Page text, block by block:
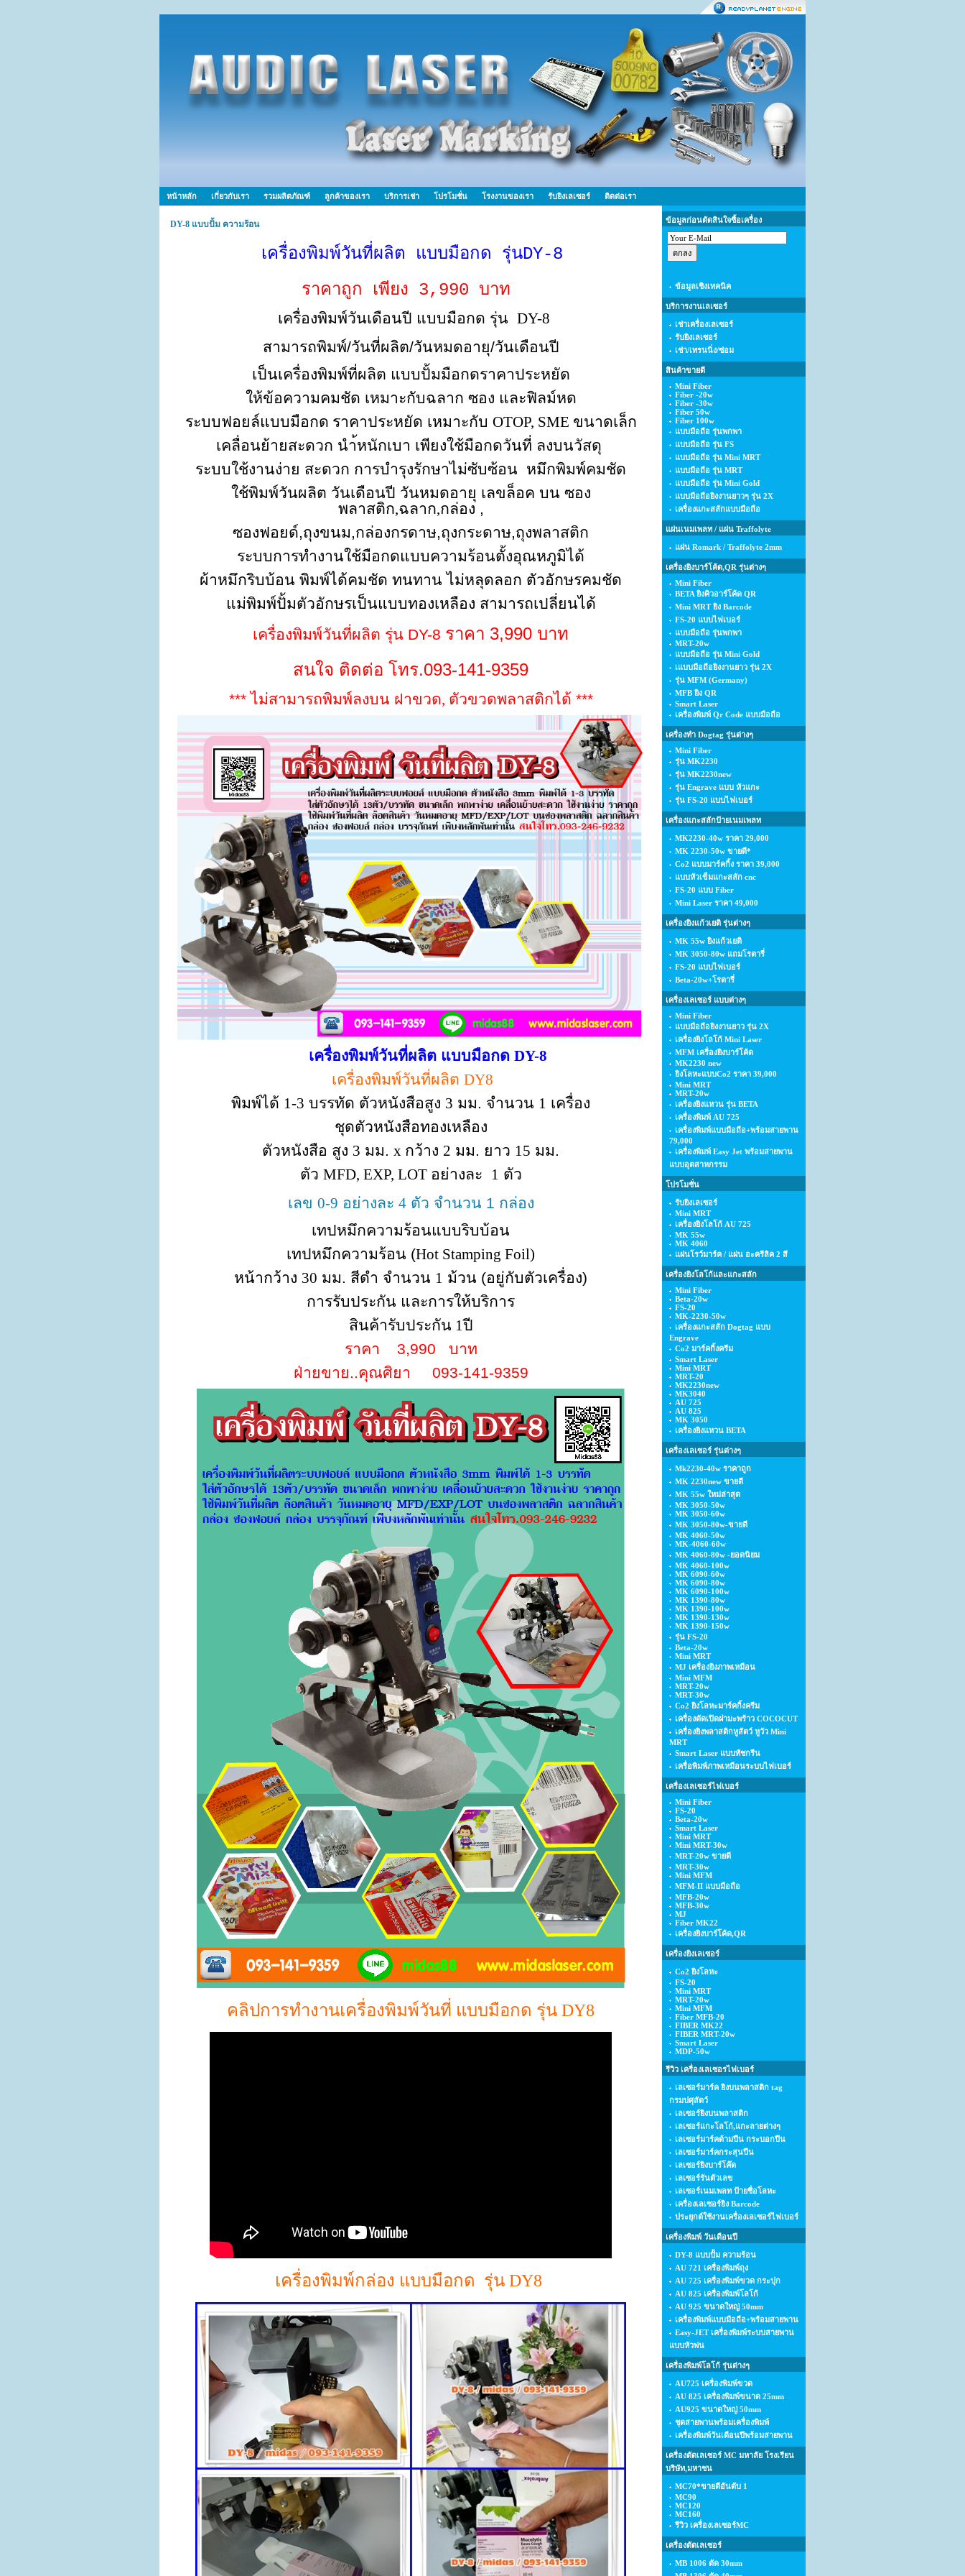
หน้าหลัก เกี่ยวกับเรา รวมผลิตภัณฑ์ ลูกค้าของเรา บริการเช่า โปรโมชั่น โรงงานของเรา รับยิงเลเซอร์ ติดต่อเรา
DY-8 แบบปั้ม ความร้อน
เครื่องพิมพ์วันที่ผลิต แบบมือกด รุ่นDY-8
ราคาถูก เพียง 3,990 บาท
เครื่องพิมพ์วันเดือนปี แบบมือกด รุ่น DY-8
สามารถพิมพ์/วันที่ผลิต/วันหมดอายุ/วันเดือนปี
เป็นเครื่องพิมพ์ที่ผลิต แบบปั้มมือกดราคาประหยัด
ให้ข้อความคมชัด เหมาะกับฉลาก ซอง และฟิลม์หด
ระบบฟอยล์แบบมือกด ราคาประหยัด เหมาะกับ OTOP, SME ขนาดเล็ก
เคลื่อนย้ายสะดวก นำ้หนักเบา เพียงใช้มือกดวันที่ ลงบนวัสดุ
ระบบใช้งานง่าย สะดวก การบำรุงรักษาไม่ซับซ้อน หมึกพิมพ์คมชัด
ใช้พิมพ์วันผลิต วันเดือนปี วันหมดอายุ เลขล็อค บน ซอง
พลาสติก,ฉลาก,กล่อง ,
ซองฟอยด์,ถุงขนม,กล่องกรดาษ,ถุงกระดาษ,ถุงพลาสติก
ระบบการทำงานใช้มือกดแบบความร้อนตั้งอุณหภูมิได้
ผ้าหมึกริบบ้อน พิมพ์ได้คมชัด ทนทาน ไม่หลุดลอก ตัวอักษรคมชัด
แม่พิมพ์ปั้มตัวอักษรเป็นแบบทองเหลือง สามารถเปลี่ยนได้
เครื่องพิมพ์วันที่ผลิต รุ่น DY-8 ราคา 3,990 บาท
สนใจ ติดต่อ โทร.093-141-9359
***ไม่สามารถพิมพ์ลงบน ฝาขวด, ตัวขวดพลาสติกได้ ***
เครื่องพิมพ์วันที่ผลิต แบบมือกด DY-8
เครื่องพิมพ์วันที่ผลิต DY8
พิมพ์ได้ 1-3 บรรทัด ตัวหนังสือสูง 3 มม. จำนวน 1 เครื่อง
ชุดตัวหนังสือทองเหลือง
ตัวหนังสือ สูง 3 มม. x กว้าง 2 มม. ยาว 15 มม.
ตัว MFD, EXP, LOT อย่างละ 1 ตัว
เลข 0-9 อย่างละ 4ตัว จำนวน 1 กล่อง
เทปหมึกความร้อนแบบริบบ้อน
เทปหมึกความร้อน (Hot Stamping Foil)
หน้ากว้าง 30 มม. สีดำ จำนวน 1 ม้วน (อยู่กับตัวเครื่อง)
การรับประกัน และการให้บริการ
สินค้ารับประกัน 1ปี
ราคา 3,990 บาท
ฝ่ายขาย..คุณศิยา 093-141-9359
คลิปการทำงานเครื่องพิมพ์วันที่ แบบมือกด รุ่น DY8
เครื่องพิมพ์กล่อง แบบมือกด รุ่น DY8
ข้อมูลก่อนตัดสินใจซื้อเครื่อง
ข้อมูลเชิงเทคนิค
บริการงานเลเซอร์
เช่าเครื่องเลเซอร์
รับยิงเลเซอร์
เช่า/เทรนนิ่ง/ซ่อม
สินค้าขายดี
Mini Fiber
Fiber -20w
Fiber -30w
Fiber 50w
Fiber 100w
แบบมือถือ รุ่นพกพา
แบบมือถือ รุ่น FS
แบบมือถือ รุ่น Mini MRT
แบบมือถือ รุ่น MRT
แบบมือถือ รุ่น Mini Gold
แบบมือถือยิงงานยาวๆ รุ่น 2X
เครื่องแกะสลักแบบมือถือ
แผ่นเนมเพลท / แผ่น Traffolyte
แผ่น Romark / Traffolyte 2mm
เครื่องยิงบาร์โค้ด,QR รุ่นต่างๆ
Mini Fiber
BETA ยิงคิวอาร์โค้ด QR
Mini MRT ยิง Barcode
FS-20 แบบไฟเบอร์
แบบมือถือ รุ่นพกพา
MRT-20w
แบบมือถือ รุ่น Mini Gold
เแบบมือถือยิงงานยาว รุ่น 2X
รุ่น MFM (Germany)
MFB ยิง QR
Smart Laser
เครื่องพิมพ์ Qr Code แบบมือถือ
เครื่องทำ Dogtag รุ่นต่างๆ
Mini Fiber
รุ่น MK2230
รุ่น MK2230new
รุ่น Engrave แบบ หัวแกะ
รุ่น FS-20 แบบไฟเบอร์
เครื่องแกะสลักป้ายเนมเพลท
MK2230-40w ราคา 29,000
MK 2230-50w ขายดี*
Co2 แบบมาร์คกิ้ง ราคา 39,000
แบบหัวเข็มแกะสลัก cnc
FS-20 แบบ Fiber
Mini Laser ราคา 49,000
เครื่องยิงแก้วเยติ รุ่นต่างๆ
MK 55w ยิงแก้วเยติ
MK 3050-80w แถมโรตารี่
FS-20 แบบไฟเบอร์
Beta-20w+โรตารี่
เครื่องเลเซอร์ แบบต่างๆ
Mini Fiber
แบบมือถือยิงงานยาว รุ่น 2X
เครื่องยิงโลโก้ Mini Laser
MFM เครื่องยิงบาร์โค้ด
MK2230 new
ยิงโลหะแบบCo2 ราคา 39,000
Mini MRT
MRT-20w
เครื่องยิงแหวน รุ่น BETA
เครื่องพิมพ์ AU 725
เครื่องพิมพ์แบบมือถือ+พร้อมสายพาน
79,000
เครื่องพิมพ์ Easy Jet พร้อมสายพาน
แบบอุตสาหกรรม
โปรโมชั่น
รับยิงเลเซอร์
Mini MRT
เครื่องยิงโลโก้ AU 725
MK 55w
MK 4060
แผ่นโรว์มาร์ค / แผ่น อะครีลิค 2 สี
เครื่องยิงโลโก้และแกะสลัก
Mini Fiber
Beta-20w
FS-20
MK-2230-50w
เครื่องแกะสลัก Dogtag แบบ
Engrave
Co2 มาร์คกิ้งครีม
Smart Laser
Mini MRT
MRT-20
MK2230new
MK3040
AU 725
AU 825
MK 3050
เครื่องยิงแหวน BETA
เครื่องเลเซอร์ รุ่นต่างๆ
Mk2230-40w ราคาถูก
MK 2230new ขายดี
MK 55w ใหม่ล่าสุด
MK 3050-50w
MK 3050-60w
MK 3050-80w-ขายดี
MK 4060-50w
MK-4060-60w
MK 4060-80w -ยอดนิยม
MK 4060-100w
MK 6090-60w
MK 6090-80w
MK 6090-100w
MK 1390-80w
MK 1390-100w
MK 1390-130w
MK 1390-150w
รุ่น FS-20
Beta-20w
Mini MRT
MJ เครื่องยิงภาพเหมือน
Mini MFM
MRT-20w
MRT-30w
Co2 ยิงโลหะมาร์คกิ้งครีม
เครื่องตัดเปิดฝามะพร้าว COCOCUT
เครื่องยิงพลาสติกหูสัตว์ หูวัว Mini
MRT
Smart Laser แบบทัชกรีน
เครื่อพิมพ์ภาพเหมือนระบบไฟเบอร์
เครื่องเลเซอร์ไฟเบอร์
Mini Fiber
FS-20
Beta-20w
Smart Laser
Mini MRT
Mini MRT-30w
MRT-20w ขายดี
MRT-30w
Mini MFM
MFM-II แบบมือถือ
MFB-20w
MFB-30w
MJ
Fiber MK22
เครื่องยิงบาร์โค้ด,QR
เครื่องยิงเลเซอร์
Co2 ยิงโลหะ
FS-20
Mini MRT
MRT-20w
Mini MFM
Fiber MFB-20
FIBER MK22
FIBER MRT-20w
Smart Laser
MDP-50w
รีวิว เครื่องเลเซอรไฟเบอร์
เลเซอร์มาร์ค ยิงบนพลาสติก tag
กรมปศุสัตว์
เลเซอร์ยิงบนพลาสติก
เลเซอร์แกะโลโก้,แกะลายต่างๆ
เลเซอร์มาร์คด้ามปืน กระบอกปืน
เลเซอร์มาร์คกระสุนปืน
เลเซอร์ยิงบาร์โค๊ด
เลเซอร์รันตัวเลข
เลเซอร์เนมเพลท ป้ายชื่อโลหะ
เครื่องเลเซอร์ยิง Barcode
ประยุกต์ใช้งานเครื่องเลเซอร์ไฟเบอร์
เครื่องพิมพ์ วันเดือนปี
DY-8 แบบปั้ม ความร้อน
AU 721 เครื่องพิมพ์ถุง
AU 725 เครื่องพิมพ์ขวด กระปุก
AU 825 เครื่องพิมพ์โลโก้
AU 925 ขนาดใหญ่ 50mm
เครื่องพิมพ์แบบมือถือ+พร้อมสายพาน
Easy-JET เครื่องพิมพ์ระบบสายพาน
แบบหัวพ่น
เครื่องพิมพ์โลโก้ รุ่นต่างๆ
AU725 เครื่องพิมพ์ขวด
AU 825 เครื่องพิมพ์ขนาด 25mm
AU925 ขนาดใหญ่ 50mm
ชุดสายพานพร้อมเครื่องพิมพ์
เครื่องพิมพ์วันเดือนปีพร้อมสายพาน
เครื่องตัดเลเซอร์ MC มหาลัย โรงเรียน
บริษัท,มหาชน
MC70*ขายดีอันดับ 1
MC90
MC120
MC160
รีวิว เครื่องเลเซอร์MC
เครื่องตัดเลเซอร์
MB 1006 ตัด 30mm